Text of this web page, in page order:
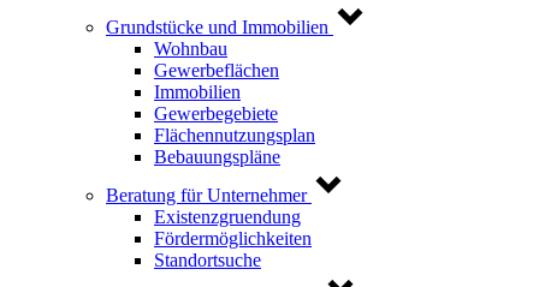
Grundstücke und Immobilien
Wohnbau
Gewerbeflächen
Immobilien
Gewerbegebiete
Flächennutzungsplan
Bebauungspläne
Beratung für Unternehmer
Existenzgruendung
Fördermöglichkeiten
Standortsuche